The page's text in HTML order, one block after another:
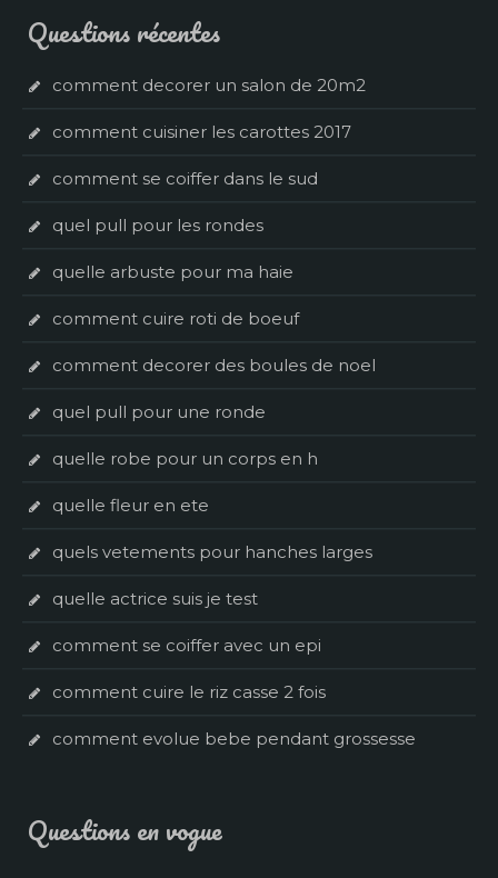
Questions récentes
comment decorer un salon de 20m2
comment cuisiner les carottes 2017
comment se coiffer dans le sud
quel pull pour les rondes
quelle arbuste pour ma haie
comment cuire roti de boeuf
comment decorer des boules de noel
quel pull pour une ronde
quelle robe pour un corps en h
quelle fleur en ete
quels vetements pour hanches larges
quelle actrice suis je test
comment se coiffer avec un epi
comment cuire le riz casse 2 fois
comment evolue bebe pendant grossesse
Questions en vogue